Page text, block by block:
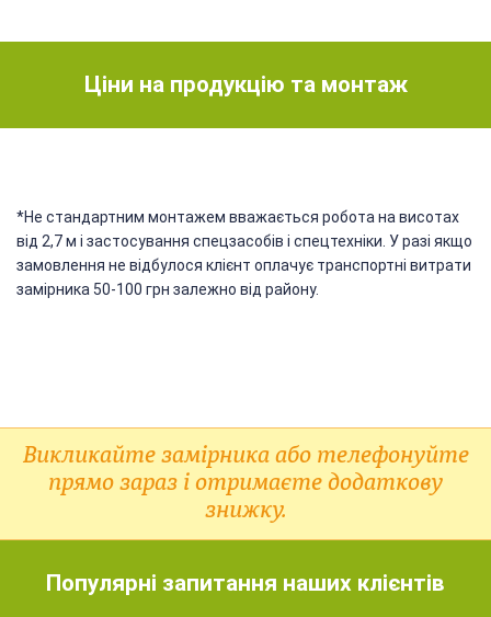
Ціни на продукцію та монтаж
*Не стандартним монтажем вважається робота на висотах
від 2,7 м і застосування спецзасобів і спецтехніки. У разі якщо
замовлення не відбулося клієнт оплачує транспортні витрати
замірника 50-100 грн залежно від району.
Викликайте замірника або телефонуйте
прямо зараз і отримаєте додаткову
знижку.
Популярні запитання наших клієнтів